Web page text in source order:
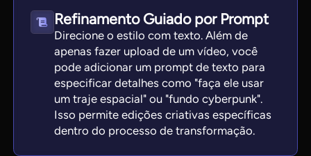
Refinamento Guiado por Prompt
Direcione o estilo com texto. Além de
apenas fazer upload de um vídeo, você
pode adicionar um prompt de texto para
especificar detalhes como "faça ele usar
um traje espacial" ou "fundo cyberpunk".
Isso permite edições criativas específicas
dentro do processo de transformação.